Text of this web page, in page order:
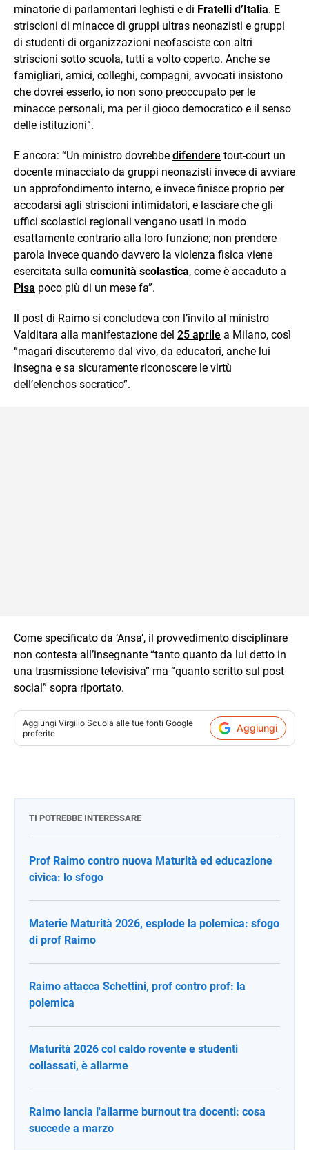
minatorie di parlamentari leghisti e di Fratelli d’Italia. E
striscioni di minacce di gruppi ultras neonazisti e gruppi
di studenti di organizzazioni neofasciste con altri
striscioni sotto scuola, tutti a volto coperto. Anche se
famigliari, amici, colleghi, compagni, avvocati insistono
che dovrei esserlo, io non sono preoccupato per le
minacce personali, ma per il gioco democratico e il senso
delle istituzioni”.
E ancora: “Un ministro dovrebbe difendere tout-court un
docente minacciato da gruppi neonazisti invece di avviare
un approfondimento interno, e invece finisce proprio per
accodarsi agli striscioni intimidatori, e lasciare che gli
uffici scolastici regionali vengano usati in modo
esattamente contrario alla loro funzione; non prendere
parola invece quando davvero la violenza fisica viene
esercitata sulla comunità scolastica, come è accaduto a
Pisa poco più di un mese fa”.
Il post di Raimo si concludeva con l’invito al ministro
Valditara alla manifestazione del 25 aprile a Milano, così
“magari discuteremo dal vivo, da educatori, anche lui
insegna e sa sicuramente riconoscere le virtù
dell’elenchos socratico”.
Come specificato da ‘Ansa’, il provvedimento disciplinare
non contesta all’insegnante “tanto quanto da lui detto in
una trasmissione televisiva” ma “quanto scritto sul post
social” sopra riportato.
Aggiungi Virgilio Scuola alle tue fonti Google
preferite
Aggiungi
TI POTREBBE INTERESSARE
Prof Raimo contro nuova Maturità ed educazione
civica: lo sfogo
Materie Maturità 2026, esplode la polemica: sfogo
di prof Raimo
Raimo attacca Schettini, prof contro prof: la
polemica
Maturità 2026 col caldo rovente e studenti
collassati, è allarme
Raimo lancia l'allarme burnout tra docenti: cosa
succede a marzo